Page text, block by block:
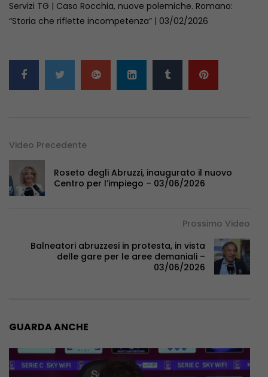
Servizi TG | Caso Rocchia, nuove polemiche. Romano:
“Storia che riflette incompetenza” | 03/02/2026
Video Precedente
Roseto degli Abruzzi, inaugurato il nuovo
Centro per l’impiego – 03/06/2026
Prossimo Video
Balneatori abruzzesi in protesta, in vista
delle gare per le aree demaniali –
03/06/2026
GUARDA ANCHE